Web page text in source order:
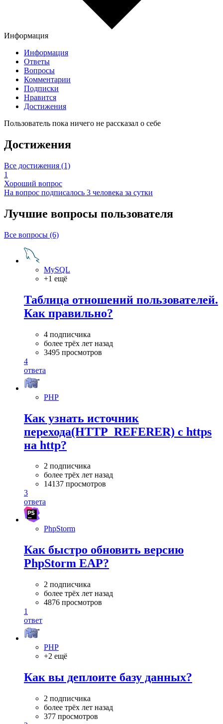
Информация
Информация
Ответы
Вопросы
Комментарии
Подписки
Нравится
Достижения
Пользователь пока ничего не рассказал о себе
Достижения
Все достижения (1)
1
Хороший вопрос
На вопрос подписалось 3 человека за сутки
Лучшие вопросы пользователя
Все вопросы (6)
MySQL
+1 ещё
Таблица отношений пользователей.
Как правильно?
4 подписчика
более трёх лет назад
3495 просмотров
4
ответа
PHP
Как узнать источник
перехода(HTTP_REFERER) с https
на http?
2 подписчика
более трёх лет назад
14137 просмотров
3
ответа
PhpStorm
Как быстро обновить версию
PhpStorm EAP?
2 подписчика
более трёх лет назад
4876 просмотров
1
ответ
PHP
+2 ещё
Как вы деплоите базу данных?
2 подписчика
более трёх лет назад
377 просмотров